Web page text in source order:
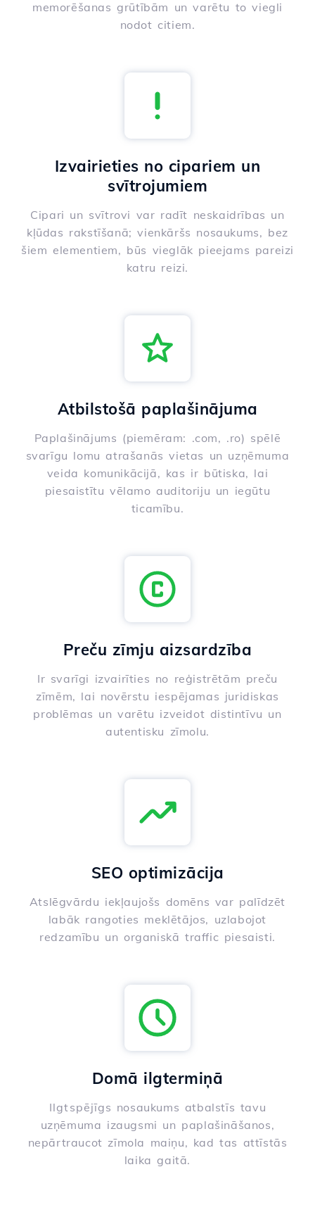
memorēšanas grūtībām un varētu to viegli
nodot citiem.
Izvairieties no cipariem un
svītrojumiem
Cipari un svītrovi var radīt neskaidrības un
kļūdas rakstīšanā; vienkāršs nosaukums, bez
šiem elementiem, būs vieglāk pieejams pareizi
katru reizi.
Atbilstošā paplašinājuma
Paplašinājums (piemēram: .com, .ro) spēlē
svarīgu lomu atrašanās vietas un uzņēmuma
veida komunikācijā, kas ir būtiska, lai
piesaistītu vēlamo auditoriju un iegūtu
ticamību.
Preču zīmju aizsardzība
Ir svarīgi izvairīties no reģistrētām preču
zīmēm, lai novērstu iespējamas juridiskas
problēmas un varētu izveidot distintīvu un
autentisku zīmolu.
SEO optimizācija
Atslēgvārdu iekļaujošs domēns var palīdzēt
labāk rangoties meklētājos, uzlabojot
redzamību un organiskā traffic piesaisti.
Domā ilgtermiņā
Ilgtspējīgs nosaukums atbalstīs tavu
uzņēmuma izaugsmi un paplašināšanos,
nepārtraucot zīmola maiņu, kad tas attīstās
laika gaitā.